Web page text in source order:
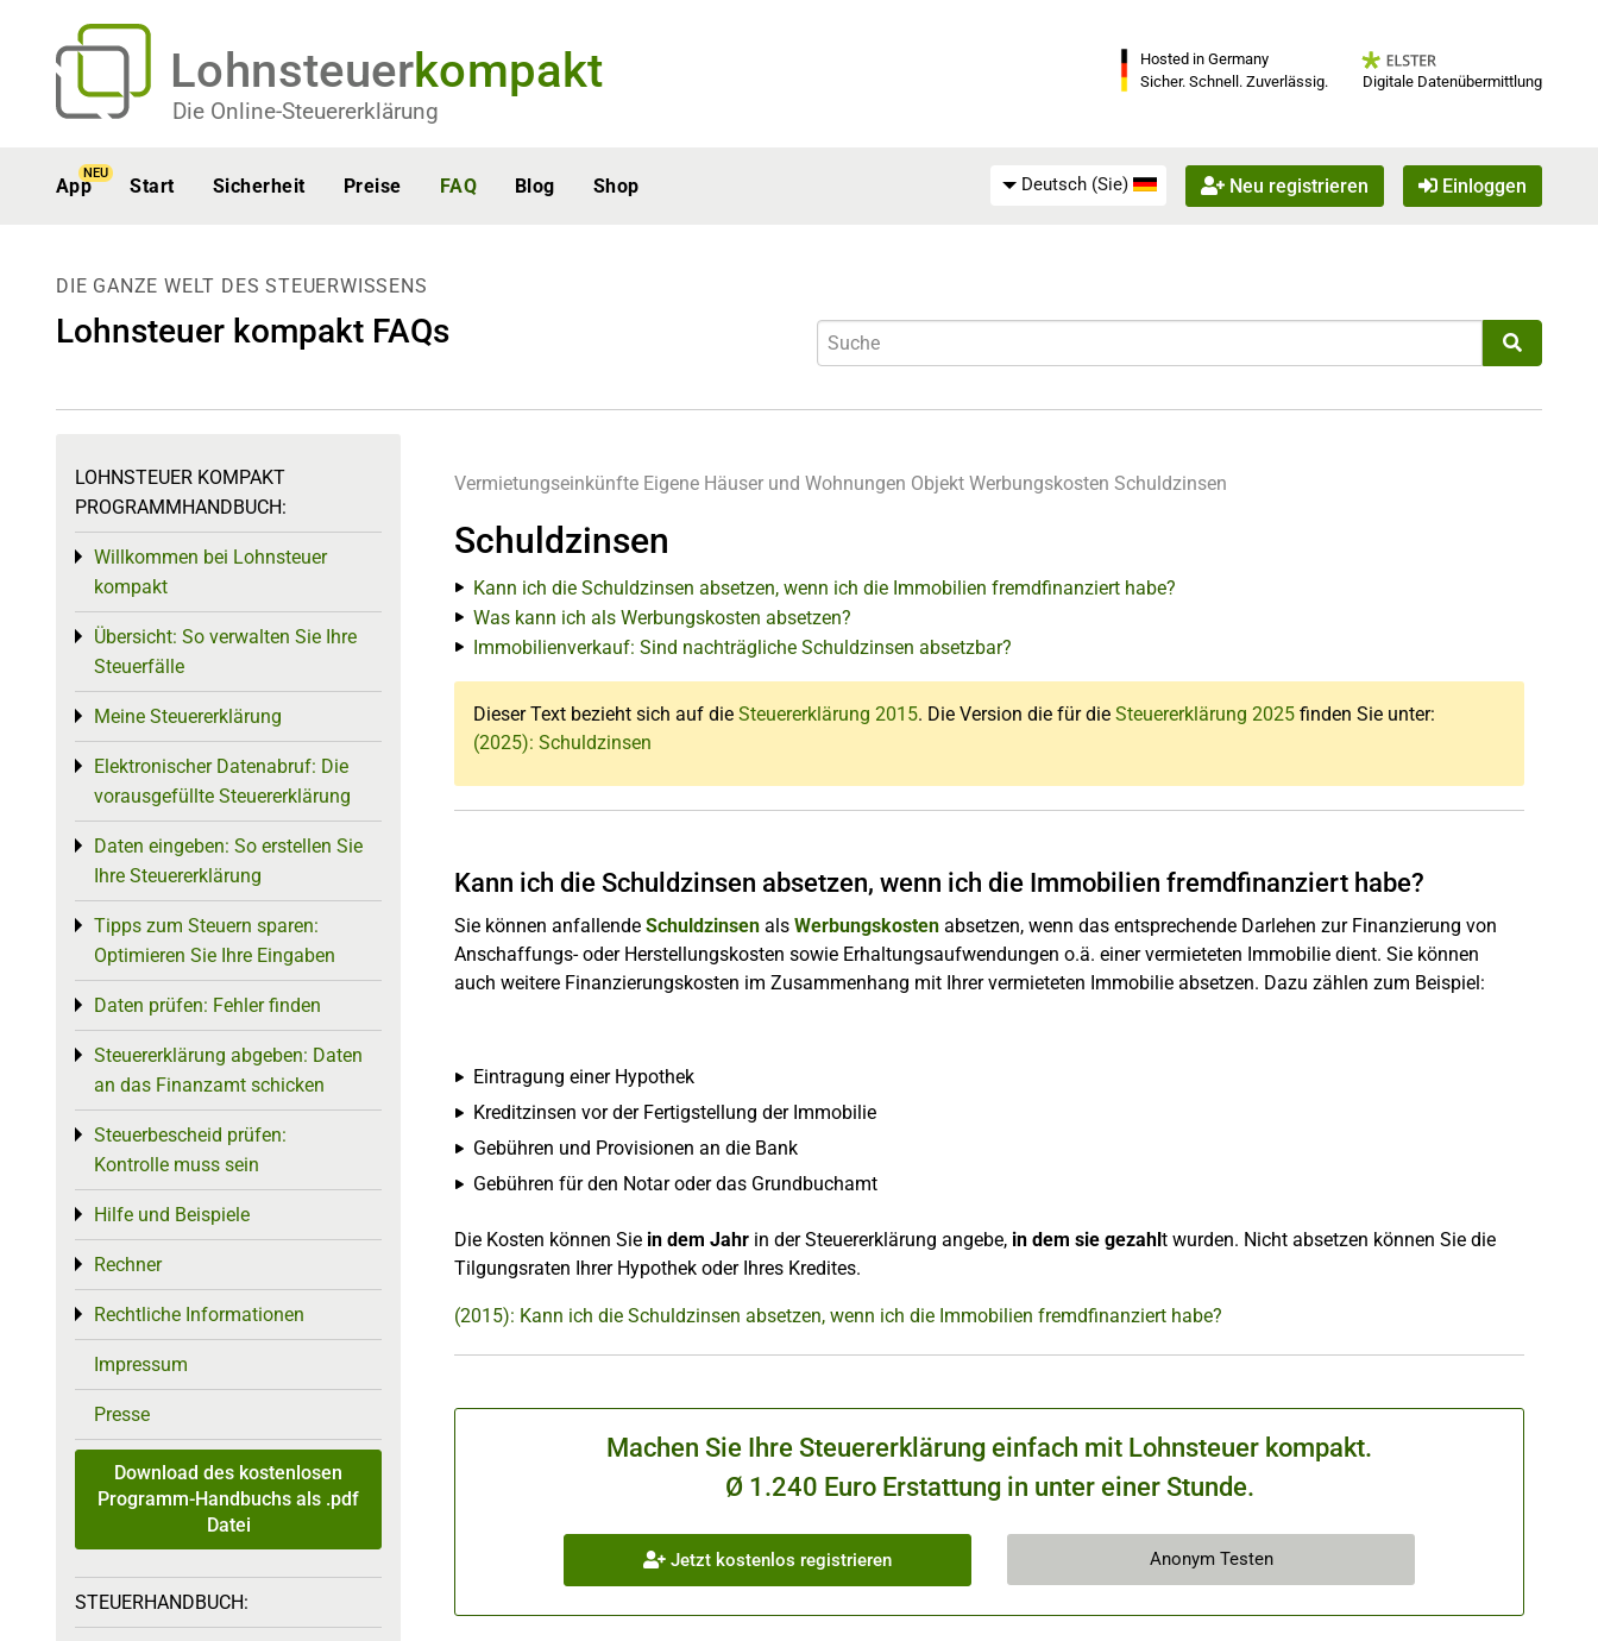
Lohnsteuerkompakt
Die Online-Steuererklärung
Hosted in Germany
Sicher. Schnell. Zuverlässig.
Digitale Datenübermittlung
App
NEU
Start Sicherheit Preise FAQ Blog Shop Deutsch (Sie) Neu registrieren Einloggen
DIE GANZE WELT DES STEUERWISSENS
Lohnsteuer kompakt FAQs
Vermietungseinkünfte Eigene Häuser und Wohnungen Objekt Werbungskosten Schuldzinsen
Schuldzinsen
Kann ich die Schuldzinsen absetzen, wenn ich die Immobilien fremdfinanziert habe?
Was kann ich als Werbungskosten absetzen?
Immobilienverkauf: Sind nachträgliche Schuldzinsen absetzbar?
Dieser Text bezieht sich auf die Steuererklärung 2015. Die Version die für die Steuererklärung 2025 finden Sie unter:
(2025): Schuldzinsen
Kann ich die Schuldzinsen absetzen, wenn ich die Immobilien fremdfinanziert habe?
Sie können anfallende Schuldzinsen als Werbungskosten absetzen, wenn das entsprechende Darlehen zur Finanzierung von
Anschaffungs- oder Herstellungskosten sowie Erhaltungsaufwendungen o.ä. einer vermieteten Immobilie dient. Sie können
auch weitere Finanzierungskosten im Zusammenhang mit Ihrer vermieteten Immobilie absetzen. Dazu zählen zum Beispiel:
Eintragung einer Hypothek
Kreditzinsen vor der Fertigstellung der Immobilie
Gebühren und Provisionen an die Bank
Gebühren für den Notar oder das Grundbuchamt
Die Kosten können Sie in dem Jahr in der Steuererklärung angebe, in dem sie gezahlt wurden. Nicht absetzen können Sie die
Tilgungsraten Ihrer Hypothek oder Ihres Kredites.
(2015): Kann ich die Schuldzinsen absetzen, wenn ich die Immobilien fremdfinanziert habe?
Machen Sie Ihre Steuererklärung einfach mit Lohnsteuer kompakt.
Ø 1.240 Euro Erstattung in unter einer Stunde.
Jetzt kostenlos registrieren Anonym Testen
LOHNSTEUER KOMPAKT
PROGRAMMHANDBUCH:
Willkommen bei Lohnsteuer
kompakt
Toggle menu
Übersicht: So verwalten Sie Ihre
Steuerfälle
Toggle menu
Meine Steuererklärung
Toggle menu
Elektronischer Datenabruf: Die
vorausgefüllte Steuererklärung
Toggle menu
Daten eingeben: So erstellen Sie
Ihre Steuererklärung
Toggle menu
Tipps zum Steuern sparen:
Optimieren Sie Ihre Eingaben
Toggle menu
Daten prüfen: Fehler finden
Toggle menu
Steuererklärung abgeben: Daten
an das Finanzamt schicken
Toggle menu
Steuerbescheid prüfen:
Kontrolle muss sein
Toggle menu
Hilfe und Beispiele
Toggle menu
Rechner
Toggle menu
Rechtliche Informationen
Toggle menu
Impressum
Presse
Download des kostenlosen
Programm-Handbuchs als .pdf
Datei
STEUERHANDBUCH: